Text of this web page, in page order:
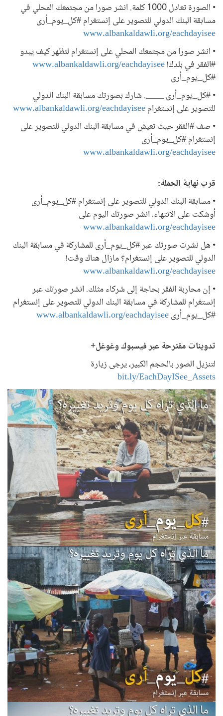
• الصورة تعادل 1000 كلمة. انشر صورا من مجتمعك المحلي في
مسابقة البنك الدولي للتصوير على إنستغرام #كل_يوم_أرى
www.albankaldawli.org/eachdayisee
• انشر صورا من مجتمعك المحلي على إنستغرام لتظهر كيف يبدو
#الفقر في بلدك!www.albankaldawli.org/eachdayisee
#كل_يوم_أرى
• #كل_يوم_أرى ____. شارك بصورتك مسابقة البنك الدولي
للتصوير على إنستغرامwww.albankaldawli.org/eachdayisee
• صف #الفقر حيث تعيش في مسابقة البنك الدولي للتصوير على
إنستغرام #كل_يوم_أرى
www.albankaldawli.org/eachdayisee
قرب نهاية الحملة:
• مسابقة البنك الدولي للتصوير على إنستغرام #كل_يوم_أرى
أوشكت على الانتهاء. انشر صورتك اليوم على
www.albankaldawli.org/eachdayisee
• هل نشرت صورتك عبر #كل_يوم_أرى للمشاركة في مسابقة البنك
الدولي للتصوير على إنستغرام؟ مازال هناك وقت!
www.albankaldawli.org/eachdayisee
• إن محاربة الفقر بحاجة إلى شركاء مثلك. انشر صورتك عبر
إنستغرام للمشاركة في مسابقة البنك الدولي للتصوير على إنستغرام
#كل_يوم_أرىwww.albankaldawli.org/eachdayisee
تدوينات مقترحة عبر فيسبوك وغوغل+
لتنزيل الصور بالحجم الكبير، يرجى زيارة
bit.ly/EachDayISee_Assets